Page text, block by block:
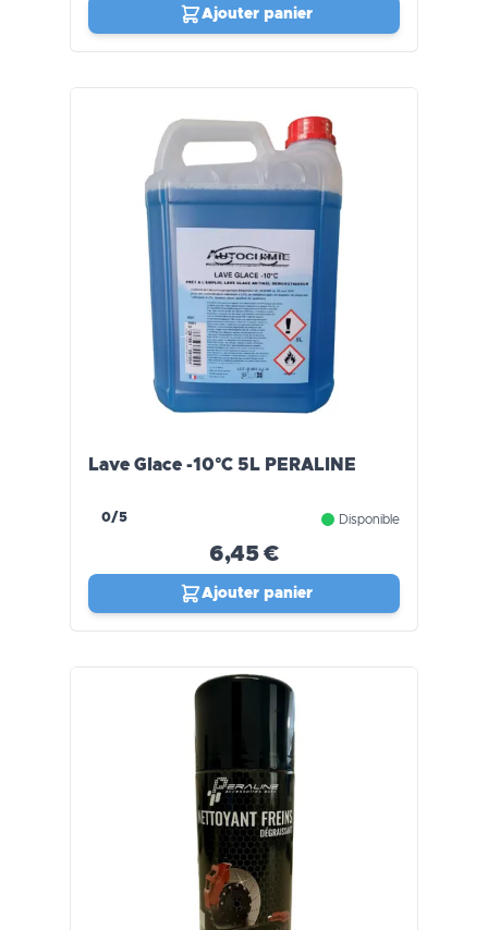
Ajouter panier
Lave Glace -10°C 5L PERALINE
0/5 Disponible
6,45 €
Ajouter panier